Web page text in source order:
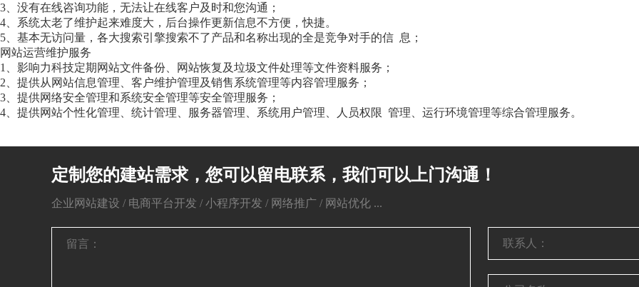
3、没有在线咨询功能，无法让在线客户及时和您沟通；
4、系统太老了维护起来难度大，后台操作更新信息不方便，快捷。
5、基本无访问量，各大搜索引擎搜索不了产品和名称出现的全是竞争对手的信 息；
网站运营维护服务
1、影响力科技定期网站文件备份、网站恢复及垃圾文件处理等文件资料服务；
2、提供从网站信息管理、客户维护管理及销售系统管理等内容管理服务；
3、提供网络安全管理和系统安全管理等安全管理服务；
4、提供网站个性化管理、统计管理、服务器管理、系统用户管理、人员权限 管理、运行环境管理等综合管理服务。
定制您的建站需求，您可以留电联系，我们可以上门沟通！
企业网站建设 / 电商平台开发 / 小程序开发 / 网络推广 / 网站优化 ...